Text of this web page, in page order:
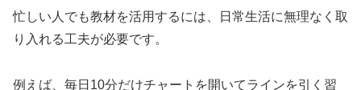
忙しい人でも教材を活用するには、日常生活に無理なく取
り入れる工夫が必要です。
例えば、毎日10分だけチャートを開いてラインを引く習